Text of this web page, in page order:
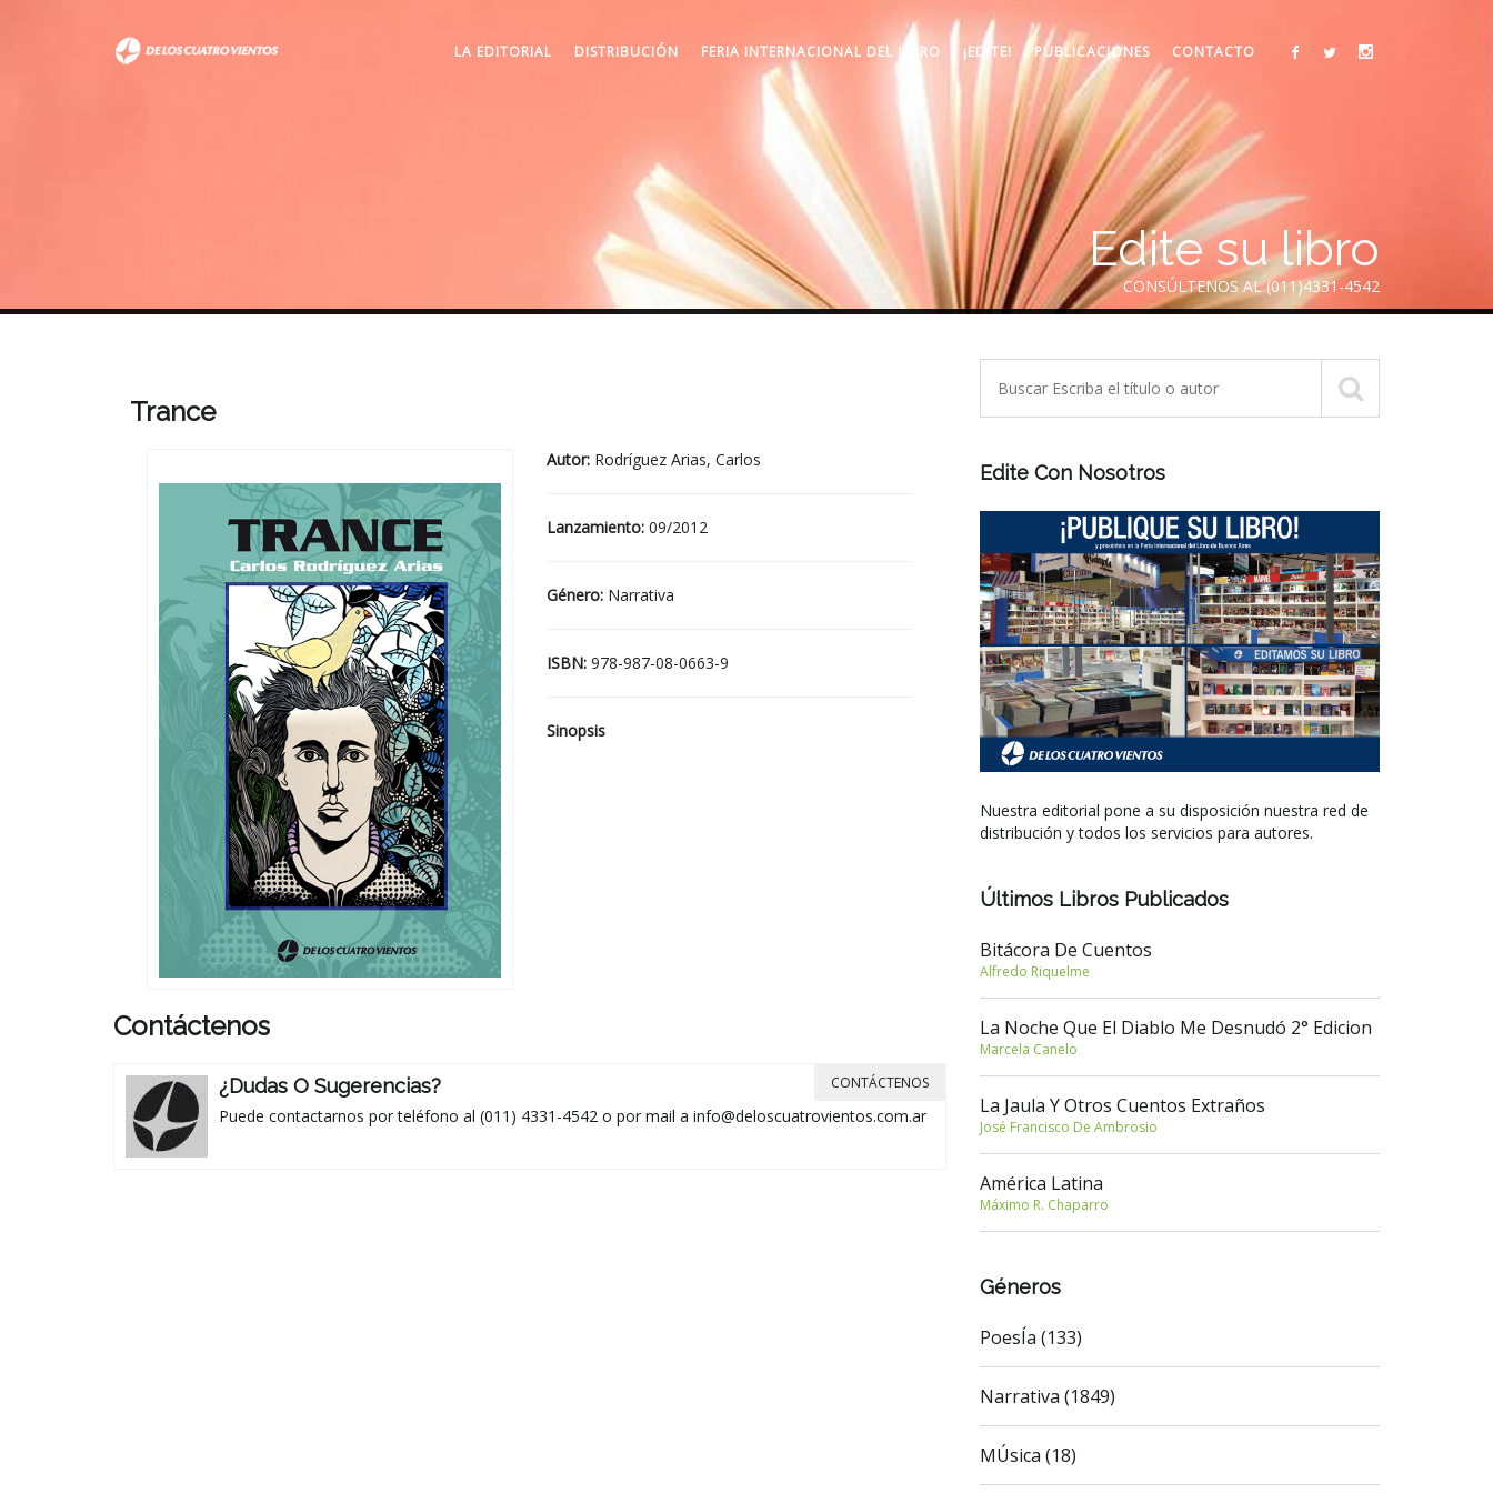
LA EDITORIAL DISTRIBUCIÓN FERIA INTERNACIONAL DEL LIBRO ¡EDITE! PUBLICACIONES CONTACTO
Edite su libro
CONSÚLTENOS AL (011)4331-4542
Trance
Autor: Rodríguez Arias, Carlos
Lanzamiento: 09/2012
Género: Narrativa
ISBN: 978-987-08-0663-9
Sinopsis
Contáctenos
¿Dudas O Sugerencias?
Puede contactarnos por teléfono al (011) 4331-4542 o por mail a info@deloscuatrovientos.com.ar
CONTÁCTENOS
Edite Con Nosotros
Nuestra editorial pone a su disposición nuestra red de
distribución y todos los servicios para autores.
Últimos Libros Publicados
Bitácora De Cuentos
Alfredo Riquelme
La Noche Que El Diablo Me Desnudó 2° Edicion
Marcela Canelo
La Jaula Y Otros Cuentos Extraños
José Francisco De Ambrosio
América Latina
Máximo R. Chaparro
Géneros
PoesÍa (133)
Narrativa (1849)
MÚsica (18)